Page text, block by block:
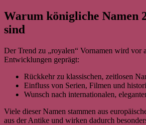
Warum königliche Namen
sind
Der Trend zu „royalen“ Vornamen wird vor
Entwicklungen geprägt:
Rückkehr zu klassischen, zeitlosen
Einfluss von Serien, Filmen und
Wunsch nach internationalen,
Viele dieser Namen stammen aus
aus der Antike und wirken dadurch